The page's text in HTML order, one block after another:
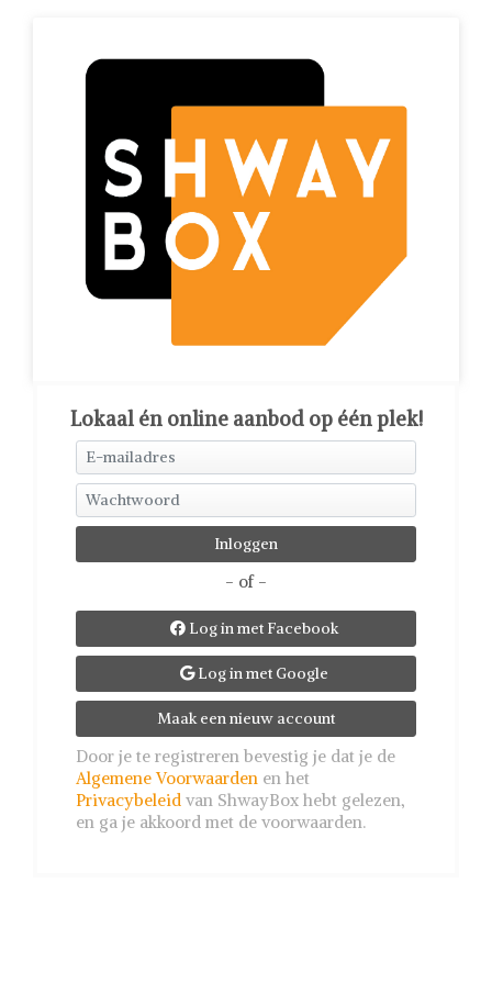
Lokaal én online aanbod op één plek!
- of -
Log in met Facebook
Log in met Google
Maak een nieuw account
Door je te registreren bevestig je dat je de
Algemene Voorwaarden en het
Privacybeleid van ShwayBox hebt gelezen,
en ga je akkoord met de voorwaarden.